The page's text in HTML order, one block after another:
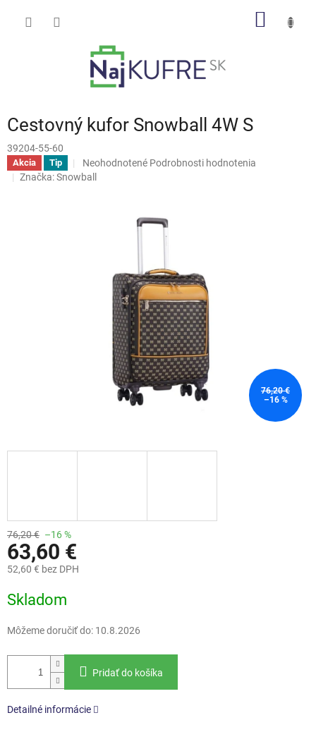
Cestovný kufor Snowball 4W S
39204-55-60
Akcia Tip
Priemerné
hodnotenie
Neohodnotené Podrobnosti hodnotenia
Značka:Snowball
76,20 €
–16 %
76,20 € –16 %
63,60 €
52,60 € bez DPH
cena:
Skladom
Môžeme doručiť do: 10.8.2026
Pridať do košíka
Detailné informácie